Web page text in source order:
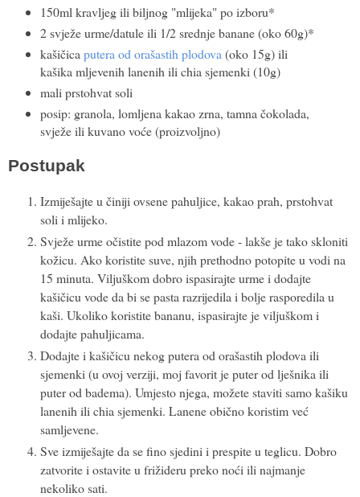
150ml kravljeg ili biljnog "mlijeka" po izboru*
2 svježe urme/datule ili 1/2 srednje banane (oko 60g)*
kašičica putera od orašastih plodova (oko 15g) ili
kašika mljevenih lanenih ili chia sjemenki (10g)
mali prstohvat soli
posip: granola, lomljena kakao zrna, tamna čokolada,
svježe ili kuvano voće (proizvoljno)
Postupak
Izmiješajte u činiji ovsene pahuljice, kakao prah, prstohvat
soli i mlijeko.
Svježe urme očistite pod mlazom vode - lakše je tako skloniti
kožicu. Ako koristite suve, njih prethodno potopite u vodi na
15 minuta. Viljuškom dobro ispasirajte urme i dodajte
kašičicu vode da bi se pasta razrijedila i bolje rasporedila u
kaši. Ukoliko koristite bananu, ispasirajte je viljuškom i
dodajte pahuljicama.
Dodajte i kašičicu nekog putera od orašastih plodova ili
sjemenki (u ovoj verziji, moj favorit je puter od lješnika ili
puter od badema). Umjesto njega, možete staviti samo kašiku
lanenih ili chia sjemenki. Lanene obično koristim već
samljevene.
Sve izmiješajte da se fino sjedini i prespite u teglicu. Dobro
zatvorite i ostavite u frižideru preko noći ili najmanje
nekoliko sati.